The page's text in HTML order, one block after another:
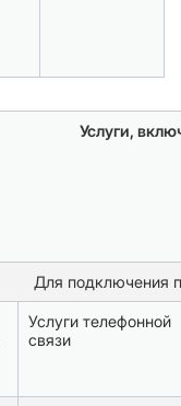
Услуги,
Для подключения
Услуги телефонной
связи